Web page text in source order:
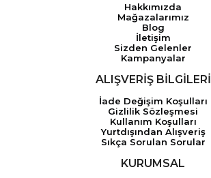
Hakkımızda
Mağazalarımız
Blog
İletişim
Sizden Gelenler
Kampanyalar
ALIŞVERİŞ BİLGİLERİ
İade Değişim Koşulları
Gizlilik Sözleşmesi
Kullanım Koşulları
Yurtdışından Alışveriş
Sıkça Sorulan Sorular
KURUMSAL